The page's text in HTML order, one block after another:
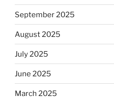
September 2025
August 2025
July 2025
June 2025
March 2025